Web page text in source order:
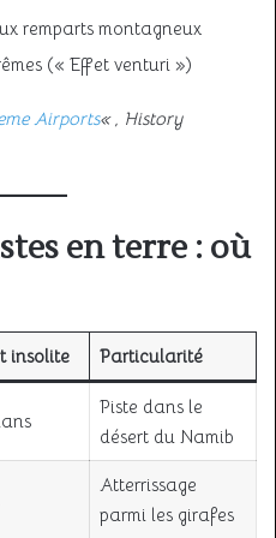
remparts montagneux
(« Effet venturi »)
Airports« , History
en terre : où
insolite Particularité
Piste dans le
désert du Namib
Atterrissage
parmi les girafes